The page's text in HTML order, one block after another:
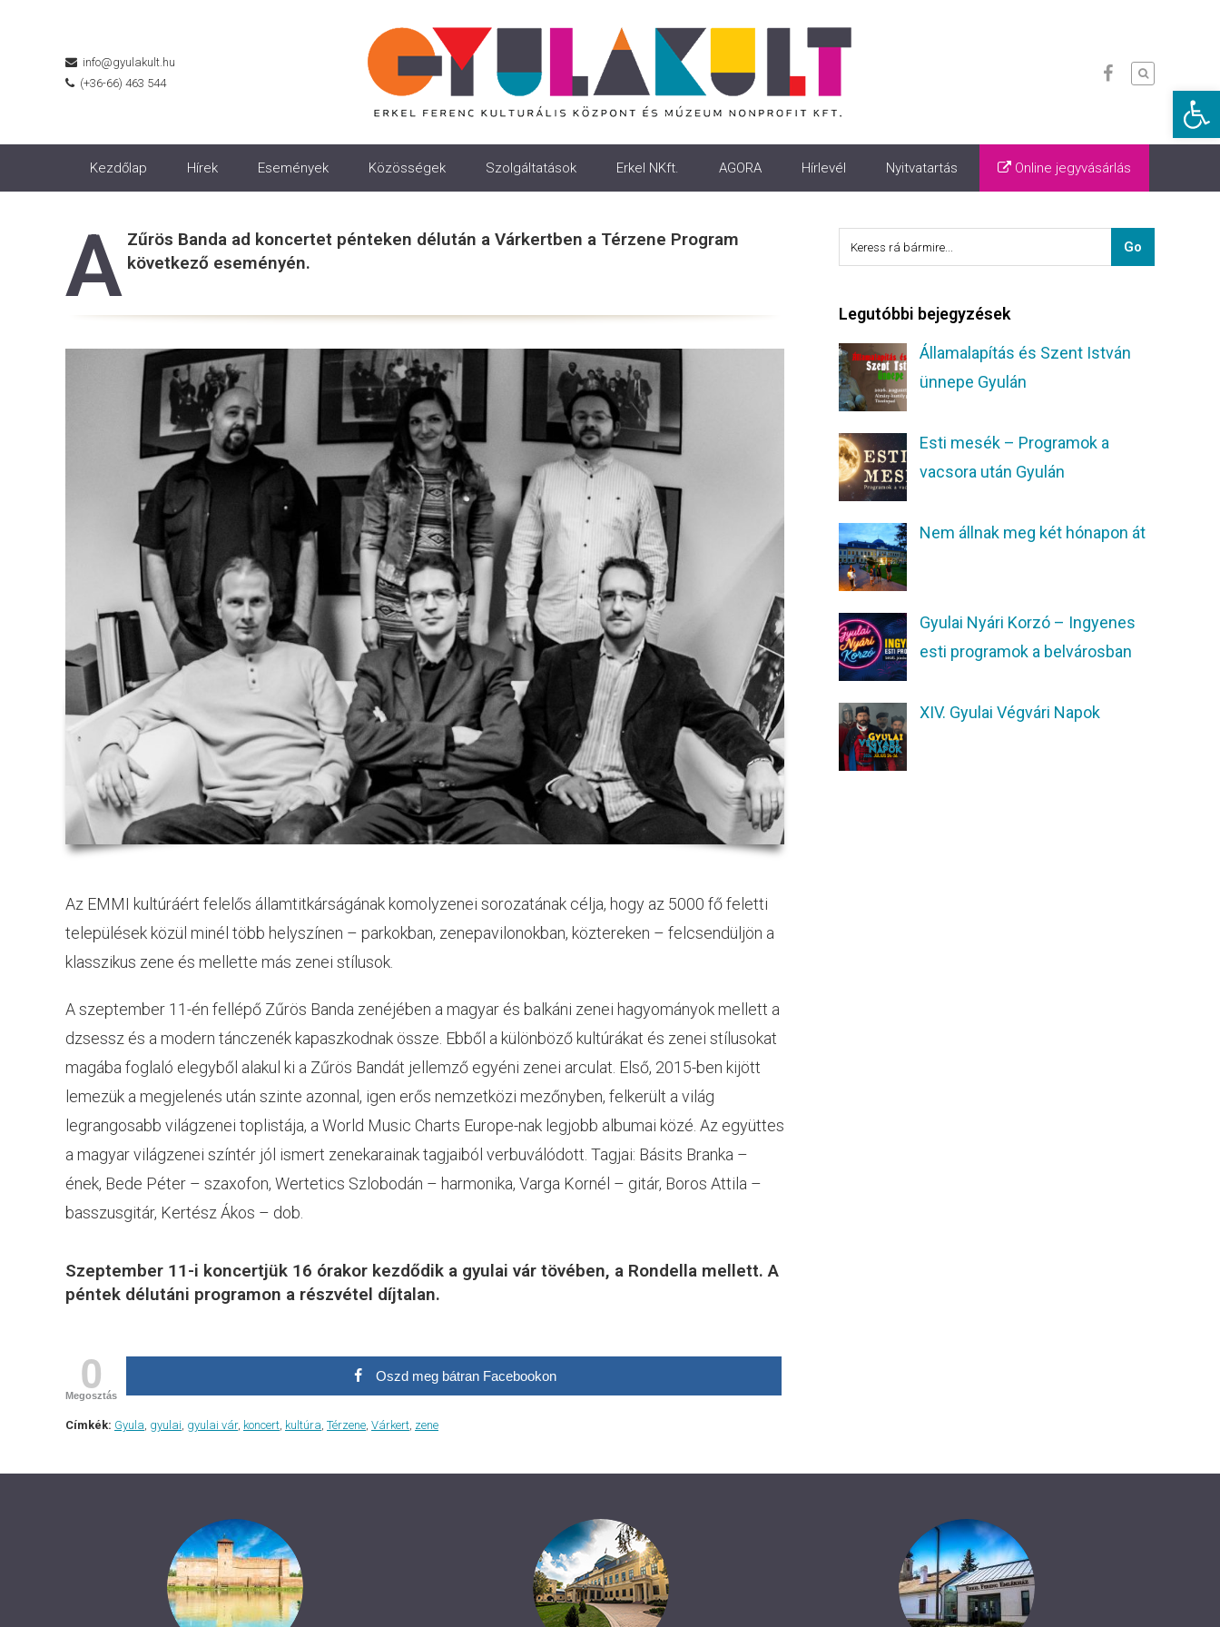
info@gyulakult.hu
(+36-66) 463 544
Kezdőlap Hírek Események Közösségek Szolgáltatások Erkel NKft. AGORA Hírlevél Nyitvatartás Online jegyvásárlás
A Zűrös Banda ad koncertet pénteken délután a Várkertben a Térzene Program
következő eseményén.
Az EMMI kultúráért felelős államtitkárságának komolyzenei sorozatának célja, hogy az 5000 fő feletti
települések közül minél több helyszínen – parkokban, zenepavilonokban, köztereken – felcsendüljön a
klasszikus zene és mellette más zenei stílusok.
A szeptember 11-én fellépő Zűrös Banda zenéjében a magyar és balkáni zenei hagyományok mellett a
dzsessz és a modern tánczenék kapaszkodnak össze. Ebből a különböző kultúrákat és zenei stílusokat
magába foglaló elegyből alakul ki a Zűrös Bandát jellemző egyéni zenei arculat. Első, 2015-ben kijött
lemezük a megjelenés után szinte azonnal, igen erős nemzetközi mezőnyben, felkerült a világ
legrangosabb világzenei toplistája, a World Music Charts Europe-nak legjobb albumai közé. Az együttes
a magyar világzenei színtér jól ismert zenekarainak tagjaiból verbuválódott. Tagjai: Básits Branka –
ének, Bede Péter – szaxofon, Wertetics Szlobodán – harmonika, Varga Kornél – gitár, Boros Attila –
basszusgitár, Kertész Ákos – dob.
Szeptember 11-i koncertjük 16 órakor kezdődik a gyulai vár tövében, a Rondella mellett. A
péntek délutáni programon a részvétel díjtalan.
0
Megosztás
Oszd meg bátran Facebookon
Címkék: Gyula, gyulai, gyulai vár, koncert, kultúra, Térzene, Várkert, zene
Legutóbbi bejegyzések
Államalapítás és Szent István
ünnepe Gyulán
Esti mesék – Programok a
vacsora után Gyulán
Nem állnak meg két hónapon át
Gyulai Nyári Korzó – Ingyenes
esti programok a belvárosban
XIV. Gyulai Végvári Napok